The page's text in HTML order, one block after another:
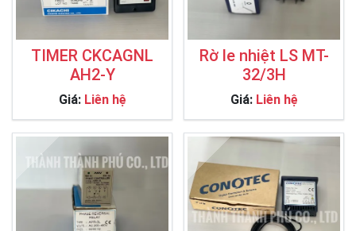
TIMER CKCAGNL
AH2-Y
Giá: Liên hệ
Rờ le nhiệt LS MT-
32/3H
Giá: Liên hệ